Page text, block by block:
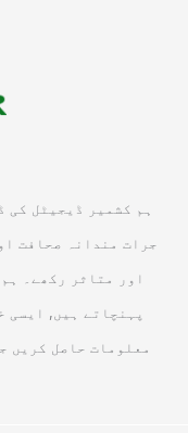
ہم کشمیر ڈیجیٹل
جرات مندانہ صحافت
اور متاثر رکھے۔
پہنچاتے ہیں, ایسی
معلومات حاصل کریں